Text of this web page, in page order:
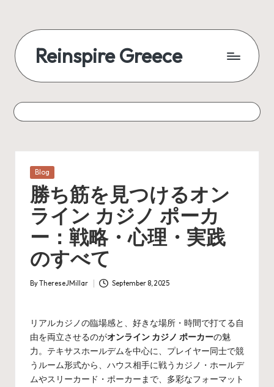
Reinspire Greece
Posted
Blog
勝ち筋を見つけるオン
ライン カジノ ポーカ
ー：戦略・心理・実践
のすべて
Posted
ByThereseJMillar September 8, 2025
リアルカジノの臨場感と、好きな場所・時間で打てる自
由を両立させるのがオンライン カジノ ポーカーの魅
力。テキサスホールデムを中心に、プレイヤー同士で競
うルーム形式から、ハウス相手に戦うカジノ・ホールデ
ムやスリーカード・ポーカーまで、多彩なフォーマット